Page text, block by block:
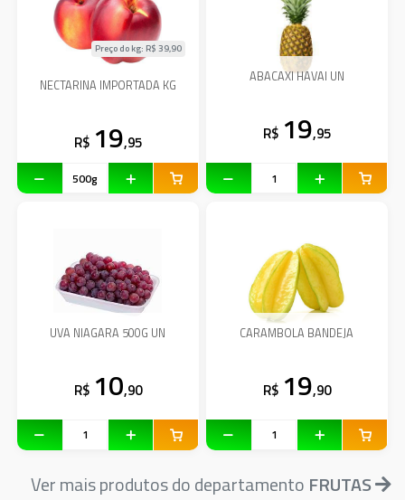
NECTARINA IMPORTADA KG
Preço do kg: R$ 39,90
R$ 19,95
ABACAXI HAVAI UN
R$ 19,95
UVA NIAGARA 500G UN
R$ 10,90
CARAMBOLA BANDEJA
R$ 19,90
Ver mais produtos do departamento FRUTAS